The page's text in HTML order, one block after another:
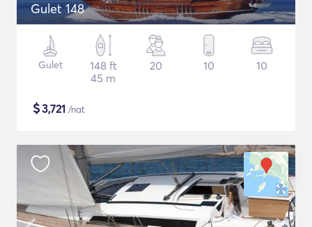
Gulet 148
Gulet
148 ft
45 m
20 10 10
$3,721 /nat